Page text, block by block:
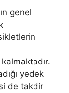
genel
yedek
de takdir